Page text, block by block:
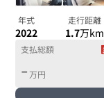
年式
2022
走行距離
1.7万km
支払総額
- 万円